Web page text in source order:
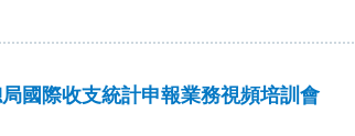
國際收支統計申報業務視頻培訓會